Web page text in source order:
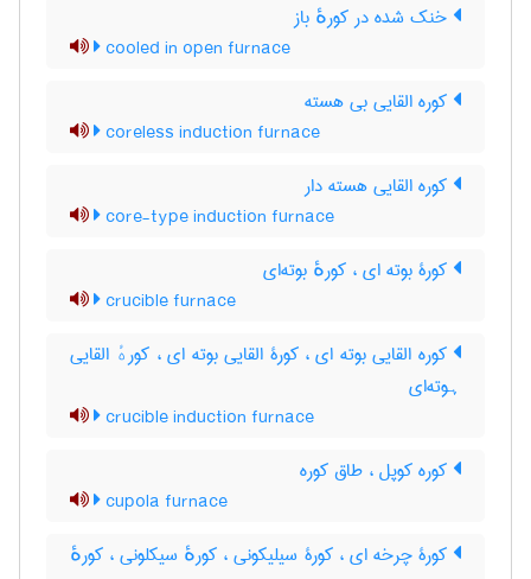
خنک شده در کورهٔ باز
cooled in open furnace
کوره القایی بی هسته
coreless induction furnace
کوره القایی هسته دار
core-type induction furnace
کورۀ بوته ای ، کورهٔ بوته‌ای
crucible furnace
کوره القایی بوته ای ، کورۀ القایی بوته ای ، کورهٔ القایی
ہوته‌ای
crucible induction furnace
کوره کوپل ، طاق کوره
cupola furnace
کورۀ چرخه ای ، کورۀ سیلیکونی ، کورهٔ سیکلونی ، کورهٔ